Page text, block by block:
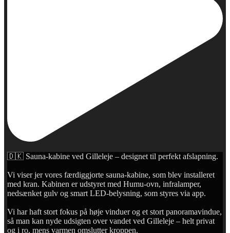
🇩🇰 Sauna-kabine ved Gilleleje – designet til perfekt afslapning.
Vi viser jer vores færdiggjorte sauna-kabine, som blev installeret
med kran. Kabinen er udstyret med Humu-ovn, infralamper,
nedsænket gulv og smart LED-belysning, som styres via app.
Vi har haft stort fokus på høje vinduer og et stort panoramavindue,
så man kan nyde udsigten over vandet ved Gilleleje – helt privat
og i ro, mens varmen omslutter kroppen.